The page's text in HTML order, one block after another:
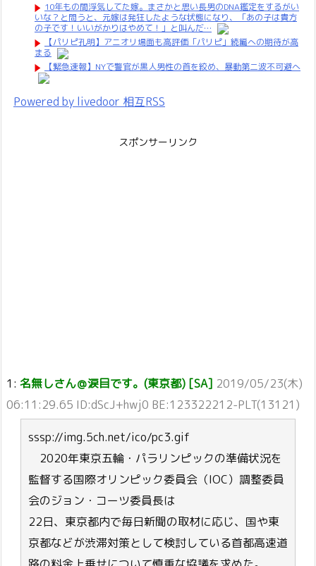
10年もの間浮気してた嫁。まさかと思い長男のDNA鑑定をするがい
いな？と問うと、元嫁は発狂したような状態になり、「あの子は貴方
の子です！いいがかりはやめて！」と叫んだ…
【パリピ孔明】アニオリ場面も高評価「パリピ」続編への期待が高
まる
【緊急速報】NYで警官が黒人男性の首を絞め、暴動第二波不可避へ
Powered by livedoor 相互RSS
スポンサーリンク
1: 名無しさん＠涙目です。(東京都) [SA] 2019/05/23(木)
06:11:29.65 ID:dScJ+hwj0 BE:123322212-PLT(13121)
sssp://img.5ch.net/ico/pc3.gif
2020年東京五輪・パラリンピックの準備状況を
監督する国際オリンピック委員会（IOC）調整委員
会のジョン・コーツ委員長は
22日、東京都内で毎日新聞の取材に応じ、国や東
京都などが渋滞対策として検討している首都高速道